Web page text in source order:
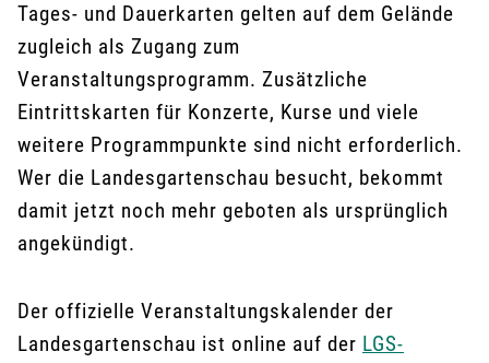
Tages- und Dauerkarten gelten auf dem Gelände
zugleich als Zugang zum
Veranstaltungsprogramm. Zusätzliche
Eintrittskarten für Konzerte, Kurse und viele
weitere Programmpunkte sind nicht erforderlich.
Wer die Landesgartenschau besucht, bekommt
damit jetzt noch mehr geboten als ursprünglich
angekündigt.
Der offizielle Veranstaltungskalender der
Landesgartenschau ist online auf der LGS-